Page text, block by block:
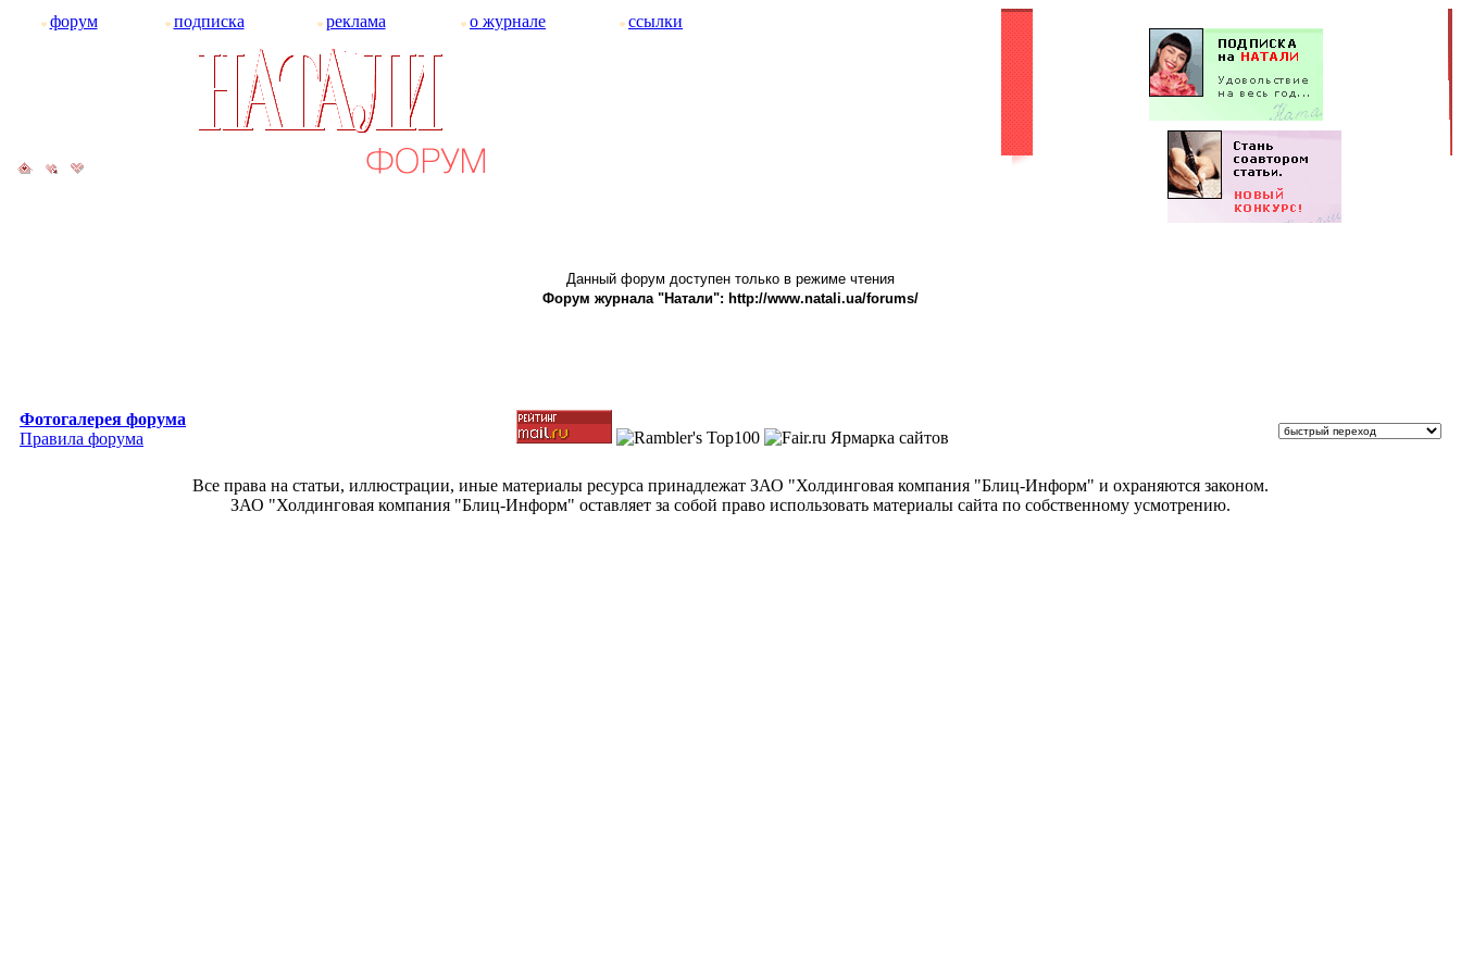
форум подписка реклама о журнале ссылки
Данный форум доступен только в режиме чтения
Форум журнала "Натали": http://www.natali.ua/forums/
Фотогалерея форума
Правила форума
Все права на статьи, иллюстрации, иные материалы ресурса принадлежат ЗАО "Холдинговая компания "Блиц-Информ" и охраняются законом.
ЗАО "Холдинговая компания "Блиц-Информ" оставляет за собой право использовать материалы сайта по собственному усмотрению.